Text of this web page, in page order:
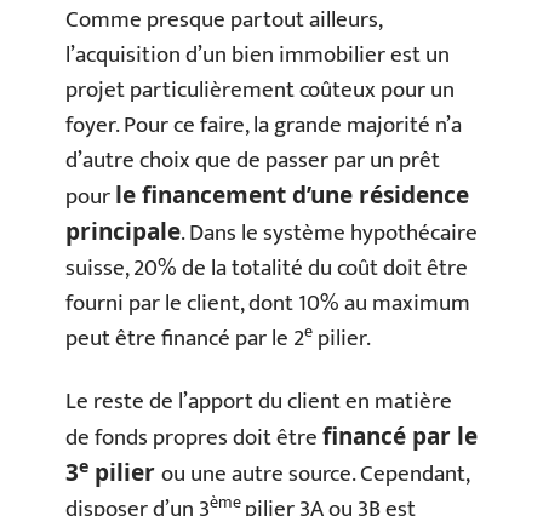
Comme presque partout ailleurs,
l’acquisition d’un bien immobilier est un
projet particulièrement coûteux pour un
foyer. Pour ce faire, la grande majorité n’a
d’autre choix que de passer par un prêt
pourle financement d’une résidence
principale. Dans le système hypothécaire
suisse, 20% de la totalité du coût doit être
fourni par le client, dont 10% au maximum
peut être financé par le 2e pilier.
Le reste de l’apport du client en matière
de fonds propres doit êtrefinancé par le
3e pilierou une autre source. Cependant,
ème